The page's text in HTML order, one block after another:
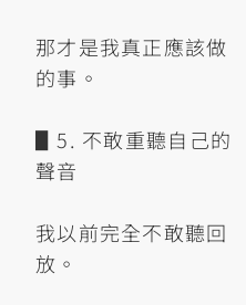
那才是我真正應該做
的事。
▋5. 不敢重聽自己的
聲音
我以前完全不敢聽回
放。